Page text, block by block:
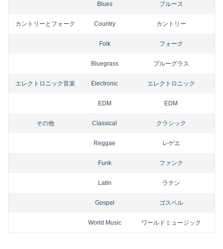
Blues ブルース
カントリーとフォーク Country カントリー
Folk フォーク
Bluegrass ブルーグラス
エレクトロニック音楽 Electronic エレクトロニック
EDM EDM
その他 Classical クラシック
Reggae レゲエ
Funk ファンク
Latin ラテン
Gospel ゴスペル
World Music ワールドミュージック